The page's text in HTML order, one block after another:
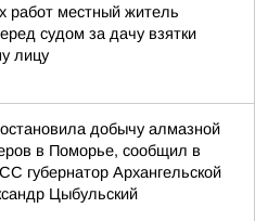
работ местный житель
судом за дачу взятки
лицу
добычу алмазной
в Поморье, сообщил в
губернатор Архангельской
Цыбульский